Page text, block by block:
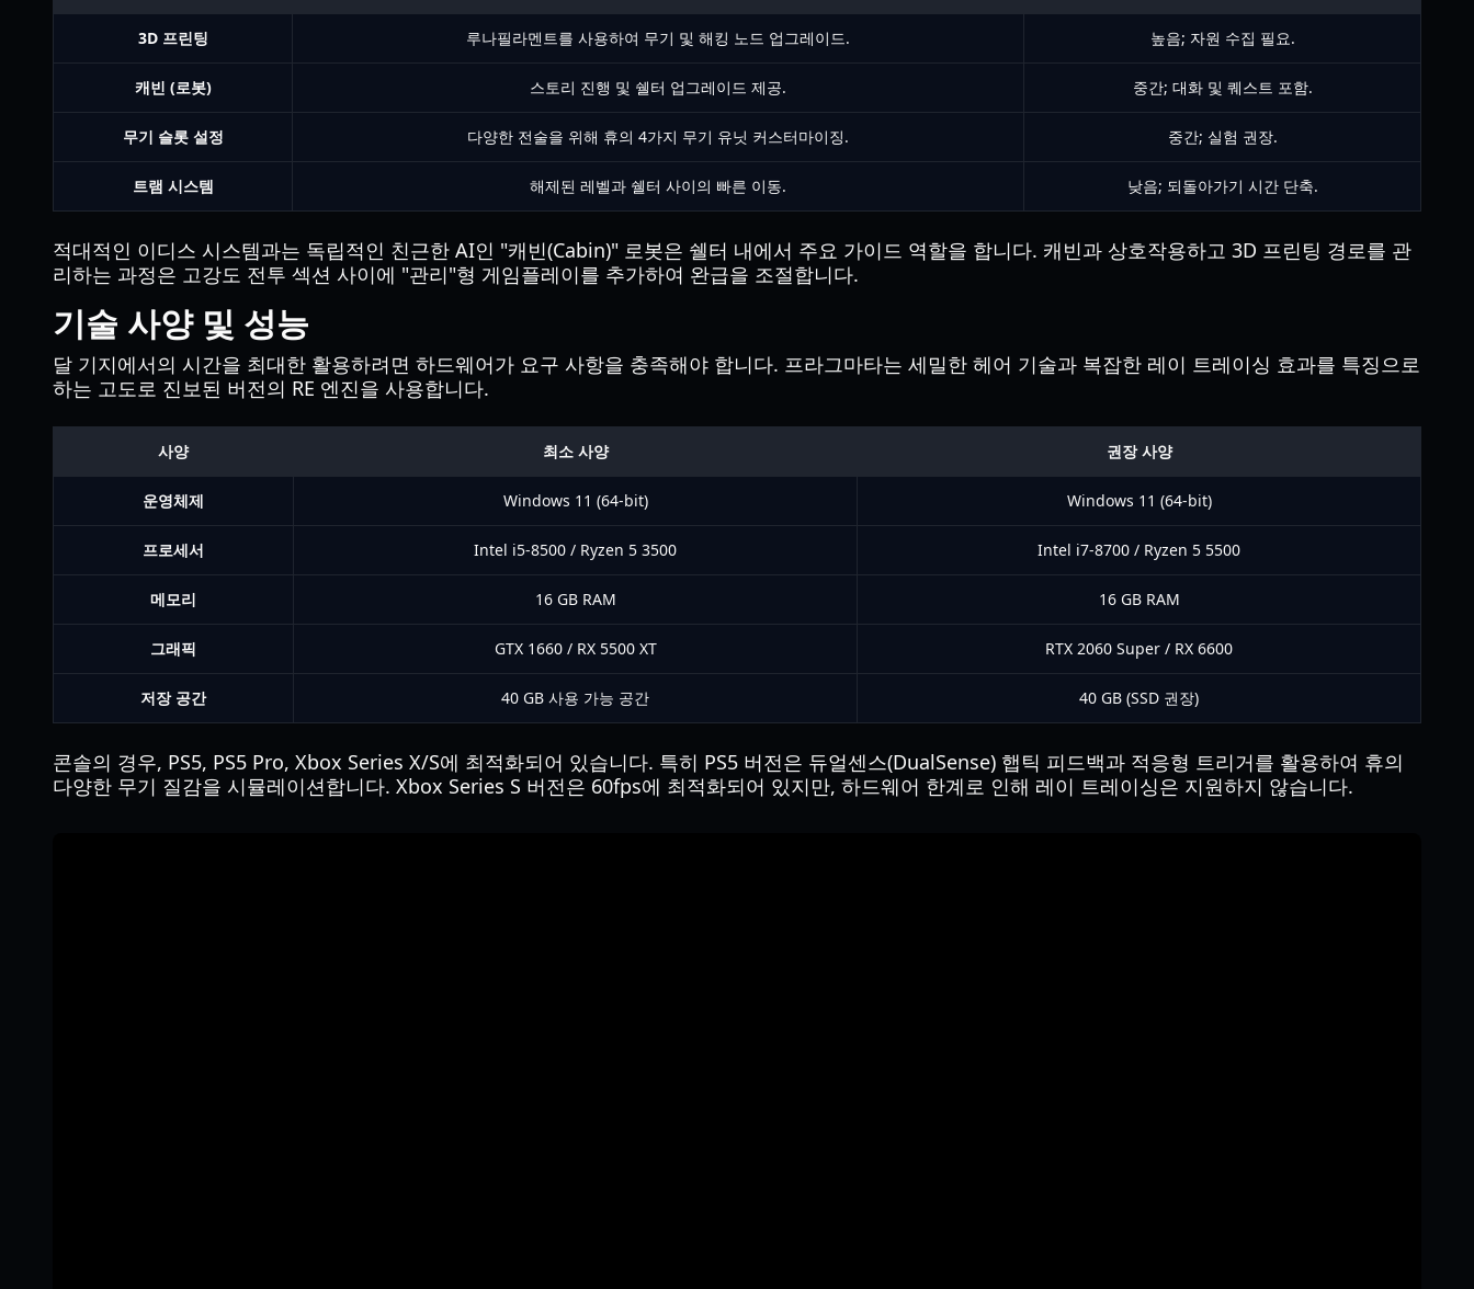
3D 프린팅 루나필라멘트를 사용하여 무기 및 해킹 노드 업그레이드. 높음; 자원 수집 필요.
캐빈 (로봇) 스토리 진행 및 쉘터 업그레이드 제공. 중간; 대화 및 퀘스트 포함.
무기 슬롯 설정 다양한 전술을 위해 휴의 4가지 무기 유닛 커스터마이징. 중간; 실험 권장.
트램 시스템 해제된 레벨과 쉘터 사이의 빠른 이동. 낮음; 되돌아가기 시간 단축.
적대적인 이디스 시스템과는 독립적인 친근한 AI인 "캐빈(Cabin)" 로봇은 쉘터 내에서 주요 가이드 역할을 합니다. 캐빈과 상호작용하고 3D 프린팅 경로를 관
리하는 과정은 고강도 전투 섹션 사이에 "관리"형 게임플레이를 추가하여 완급을 조절합니다.
기술 사양 및 성능
달 기지에서의 시간을 최대한 활용하려면 하드웨어가 요구 사항을 충족해야 합니다. 프라그마타는 세밀한 헤어 기술과 복잡한 레이 트레이싱 효과를 특징으로
하는 고도로 진보된 버전의 RE 엔진을 사용합니다.
사양 최소 사양 권장 사양
운영체제 Windows 11 (64-bit) Windows 11 (64-bit)
프로세서 Intel i5-8500 / Ryzen 5 3500 Intel i7-8700 / Ryzen 5 5500
메모리 16 GB RAM 16 GB RAM
그래픽 GTX 1660 / RX 5500 XT RTX 2060 Super / RX 6600
저장 공간 40 GB 사용 가능 공간 40 GB (SSD 권장)
콘솔의 경우, PS5, PS5 Pro, Xbox Series X/S에 최적화되어 있습니다. 특히 PS5 버전은 듀얼센스(DualSense) 햅틱 피드백과 적응형 트리거를 활용하여 휴의
다양한 무기 질감을 시뮬레이션합니다. Xbox Series S 버전은 60fps에 최적화되어 있지만, 하드웨어 한계로 인해 레이 트레이싱은 지원하지 않습니다.